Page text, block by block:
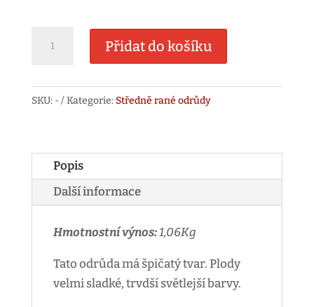
Přidat do košíku
SKU: - Kategorie: Středně rané odrůdy
Popis
Další informace
Hmotnostní výnos:1,06Kg
Tato odrůda má špičatý tvar. Plody
velmi sladké, trvdší světlejší barvy.